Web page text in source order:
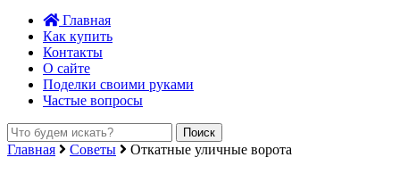
Главная
Как купить
Контакты
О сайте
Поделки своими руками
Частые вопросы
Главная Советы Откатные уличные ворота